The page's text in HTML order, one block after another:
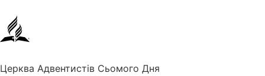
Церква Адвентистів Сьомого Дня